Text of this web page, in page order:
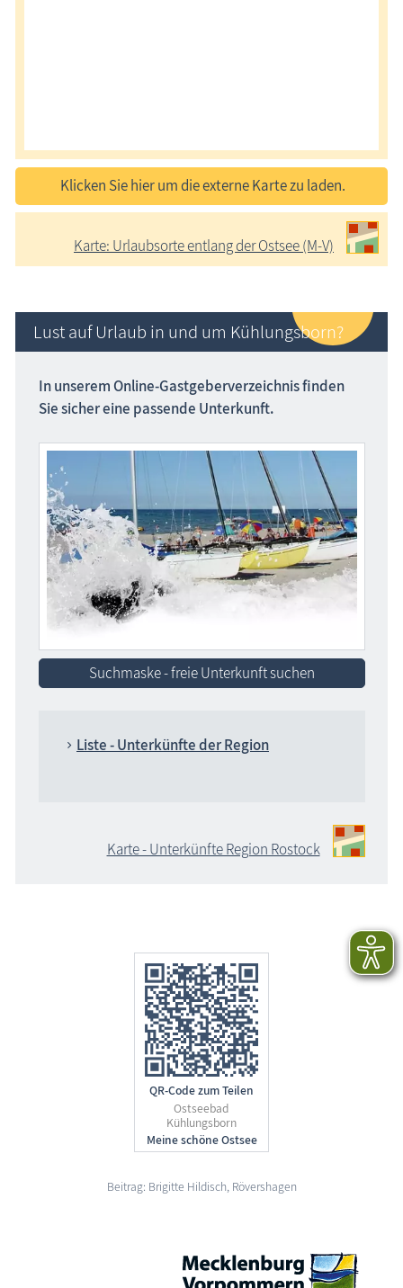
Klicken Sie hier um die externe Karte zu laden.
Karte: Urlaubsorte entlang der Ostsee (M-V)
Lust auf Urlaub in und um Kühlungsborn?
In unserem Online-Gastgeber­verzeichnis finden
Sie sicher eine passende Unterkunft.
Suchmaske - freie Unterkunft suchen
Liste - Unterkünfte der Region
Karte - Unterkünfte Region Rostock
QR-Code zum Teilen
Ostseebad
Kühlungsborn
Beitrag: Brigitte Hildisch, Rövershagen